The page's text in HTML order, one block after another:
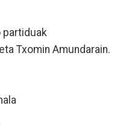
partiduak
Txomin Amundarain.